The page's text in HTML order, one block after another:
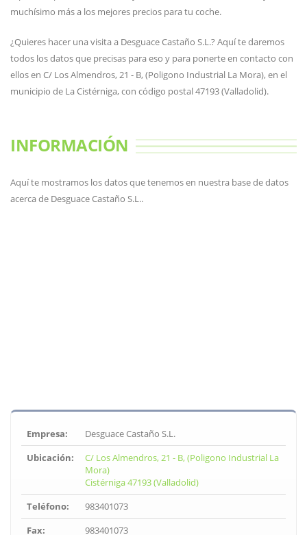
muchísimo más a los mejores precios para tu coche.
¿Quieres hacer una visita a Desguace Castaño S.L.? Aquí te daremos
todos los datos que precisas para eso y para ponerte en contacto con
ellos en C/ Los Almendros, 21 - B, (Poligono Industrial La Mora), en el
municipio de La Cistérniga, con código postal 47193 (Valladolid).
INFORMACIÓN
Aquí te mostramos los datos que tenemos en nuestra base de datos
acerca de Desguace Castaño S.L..
Empresa:
Desguace Castaño S.L.
Ubicación:
C/ Los Almendros, 21 - B, (Poligono Industrial La
Mora)
Cistérniga 47193 (Valladolid)
Teléfono:
983401073
Fax:
983401073